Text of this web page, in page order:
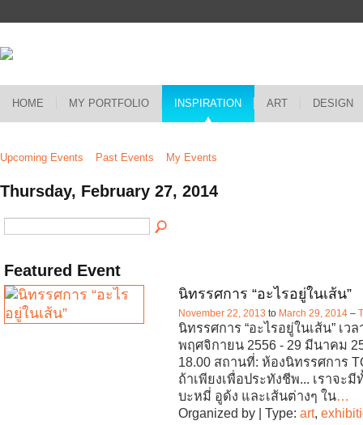
HOME MY PORTFOLIO INSPIRATION ART DESIGN
Upcoming Events Past Events My Events
Thursday, February 27, 2014
Featured Event
นิทรรศการ “อะไรอยู่ในเส้น”
November 22, 2013 to March 29, 2014 –
นิทรรศการ “อะไรอยู่ในเส้น” เวล
พฤศจิกายน 2556 - 29 มีนาคม
18.00 สถานที่: ห้องนิทรรศการ
ถ้าเพียงเพื่อประทังชีพ... เราจะมี
บะหมี่ อูด้ง และเส้นต่างๆ ใน
Organized by | Type: art,